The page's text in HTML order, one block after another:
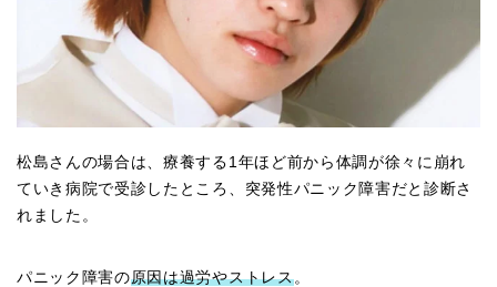
松島さんの場合は、療養する1年ほど前から体調が徐々に崩れ
ていき病院で受診したところ、突発性パニック障害だと診断さ
れました。
パニック障害の原因は過労やストレス。